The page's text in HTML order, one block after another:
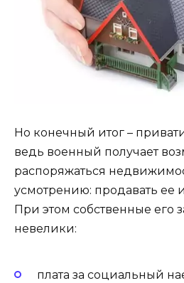
Но конечный итог –
ведь военный получает
распоряжаться
усмотрению: продавать ее
При этом собственные его
невелики:
плата за социальный